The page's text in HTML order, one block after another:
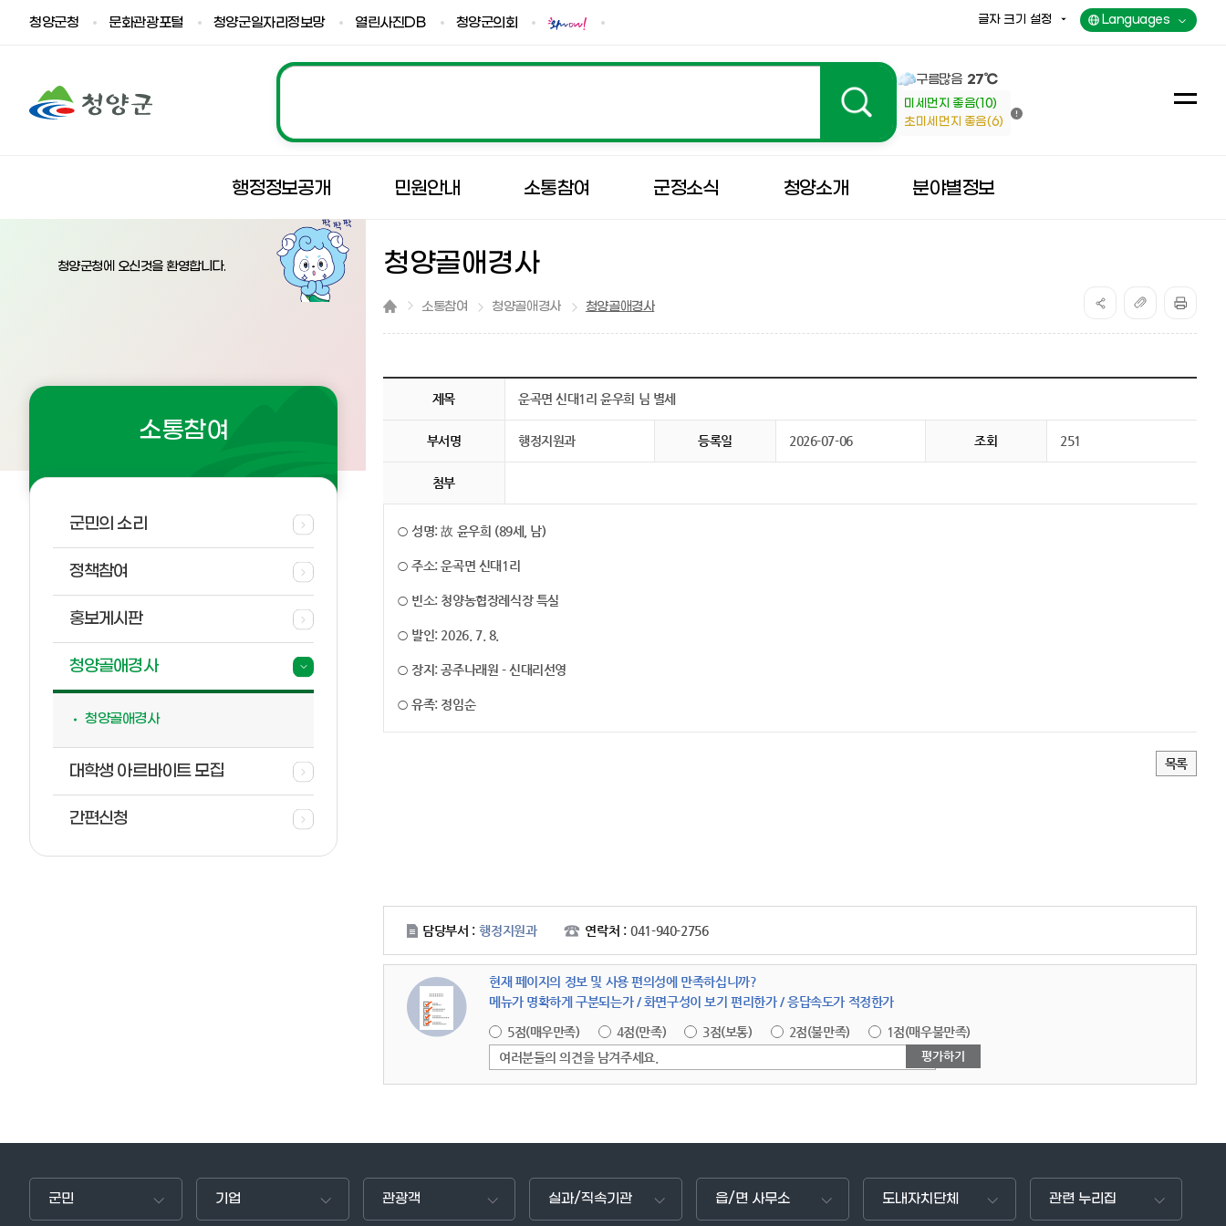
청양군청 문화관광포털 청양군일자리정보망 열린사진DB 청양군의회 글자 크기 설정 Languages
구름많음 27℃
미세먼지 좋음(10)
초미세먼지 좋음(6)
행정정보공개 민원안내 소통참여 군정소식 청양소개 분야별정보
청양군청에 오신것을 환영합니다.
소통참여
군민의 소리
정책참여
홍보게시판
청양골애경사
청양골애경사
대학생 아르바이트 모집
간편신청
청양골애경사
소통참여 청양골애경사 청양골애경사
『 운곡면 신대1리 윤우희 님 별세 』글의 상세내용을 확인하는 표로 제목, 부서명, 등록일, 조회, 첨부, 내용으로 나뉘어 설명합니다.
제목
운곡면 신대1리 윤우희 님 별세
부서명 행정지원과 등록일 2026-07-06 조회 251
첨부
○ 성명: 故 윤우희 (89세, 남)
○ 주소: 운곡면 신대1리
○ 빈소: 청양농협장례식장 특실
○ 발인: 2026. 7. 8.
○ 장지: 공주나래원 - 신대리선영
○ 유족: 정임순
목록
담당부서 : 행정지원과 연락처 : 041-940-2756
현재 페이지의 정보 및 사용 편의성에 만족하십니까?
메뉴가 명확하게 구분되는가 / 화면구성이 보기 편리한가 / 응답속도가 적정한가
5점(매우만족) 4점(만족) 3점(보통) 2점(불만족)
1점(매우불만족)
여러분들의 의견을 남겨주세요.
군민 기업 관광객 실과/직속기관 읍/면 사무소 도내자치단체 관련 누리집